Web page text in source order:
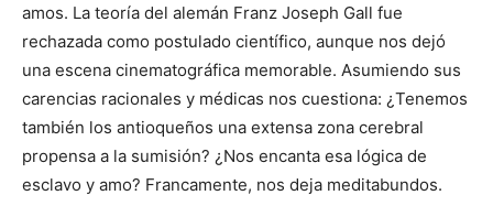
amos. La teoría del alemán Franz Joseph Gall fue
rechazada como postulado científico, aunque nos dejó
una escena cinematográfica memorable. Asumiendo sus
carencias racionales y médicas nos cuestiona: ¿Tenemos
también los antioqueños una extensa zona cerebral
propensa a la sumisión? ¿Nos encanta esa lógica de
esclavo y amo? Francamente, nos deja meditabundos.